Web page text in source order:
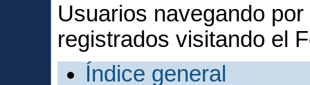
Usuarios navegando
registrados visitando el
Índice general